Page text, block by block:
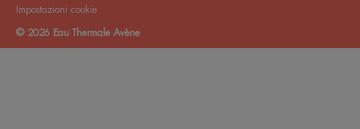
Impostazioni cookie
© 2026 Eau Thermale Avène